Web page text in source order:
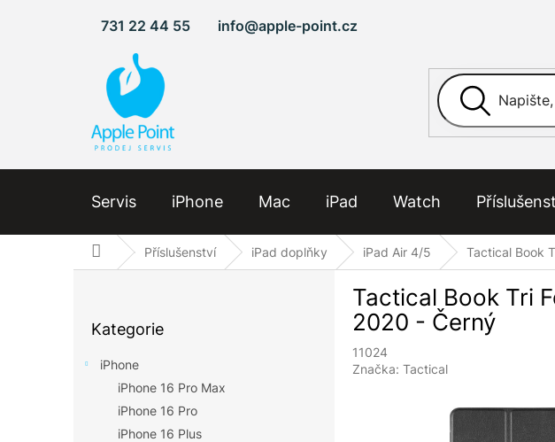
731 22 44 55 info@apple-point.cz
Servis iPhone Mac iPad Watch
Domů Příslušenství iPad doplňky iPad Air 4/5 Tactical Book
kategorie
Kategorie
iPhone
iPhone 16 Pro Max
iPhone 16 Pro
iPhone 16 Plus
Tactical Book Tri
2020 - Černý
11024
Značka: Tactical